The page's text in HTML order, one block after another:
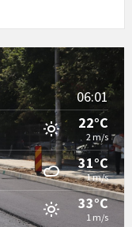
06:01
22°C
2 m/s
31°C
1 m/s
33°C
1 m/s